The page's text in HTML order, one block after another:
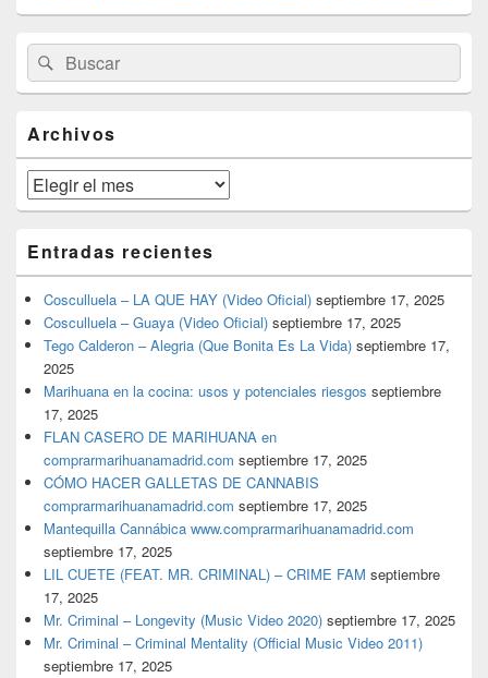
área
de
widget
lateral
primaria
Buscar
por:
Buscar
Archivos
Archivos
Entradas recientes
Cosculluela – LA QUE HAY (Video Oficial) septiembre 17, 2025
Cosculluela – Guaya (Video Oficial) septiembre 17, 2025
Tego Calderon – Alegria (Que Bonita Es La Vida) septiembre 17,
2025
Marihuana en la cocina: usos y potenciales riesgos septiembre
17, 2025
FLAN CASERO DE MARIHUANA en
comprarmarihuanamadrid.com septiembre 17, 2025
CÓMO HACER GALLETAS DE CANNABIS
comprarmarihuanamadrid.com septiembre 17, 2025
Mantequilla Cannábica www.comprarmarihuanamadrid.com
septiembre 17, 2025
LIL CUETE (FEAT. MR. CRIMINAL) – CRIME FAM septiembre
17, 2025
Mr. Criminal – Longevity (Music Video 2020) septiembre 17, 2025
Mr. Criminal – Criminal Mentality (Official Music Video 2011)
septiembre 17, 2025